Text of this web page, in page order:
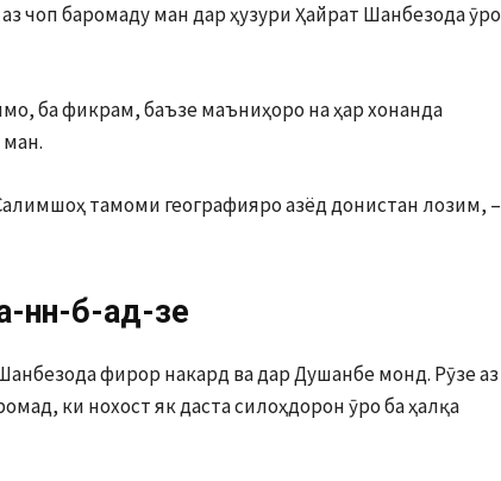
чоп баромаду ман дар ҳузури Ҳайрат Шанбезода ӯро
ба фикрам, баъзе маъниҳоро на ҳар хонанда
тамоми географияро азёд донистан лозим, –
нн-б-ад-зе
фирор накард ва дар Душанбе монд. Рӯзе аз
ки нохост як даста силоҳдорон ӯро ба ҳалқа